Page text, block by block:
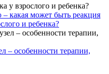
какая может быть реакция
и ребенка?
– особенности терапии,